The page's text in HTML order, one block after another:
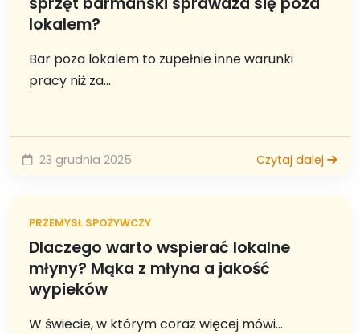
lokalem?
Bar poza lokalem to zupełnie inne warunki
pracy niż za...
23 grudnia 2025 Czytaj dalej
PRZEMYSŁ SPOŻYWCZY
Dlaczego warto wspierać lokalne
młyny? Mąka z młyna a jakość
wypieków
W świecie, w którym coraz więcej mówi...